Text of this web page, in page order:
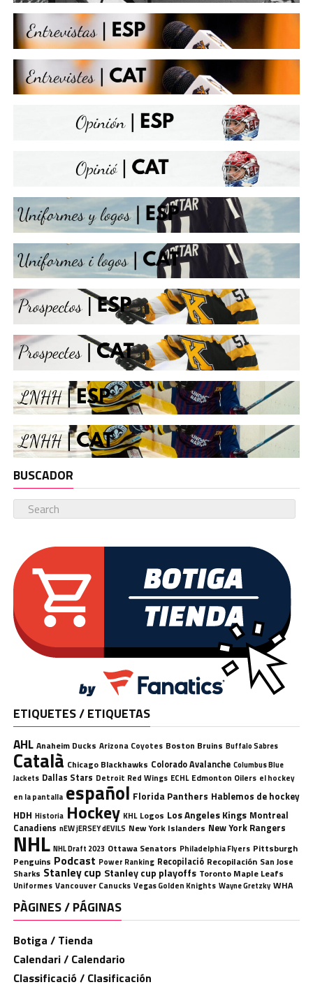
BUSCADOR
ETIQUETES / ETIQUETAS
AHL Anaheim Ducks Arizona Coyotes Boston Bruins Buffalo Sabres
Català Chicago Blackhawks Colorado Avalanche Columbus Blue
Jackets Dallas Stars Detroit Red Wings ECHL Edmonton Oilers el hockey
en la pantalla español Florida Panthers Hablemos de hockey
HDH Historia Hockey KHL Logos Los Angeles Kings Montreal
Canadiens nEW jERSEY dEVILS New York Islanders New York Rangers
NHL NHL Draft 2023 Ottawa Senators Philadelphia Flyers Pittsburgh
Penguins Podcast Power Ranking Recopilació Recopilación San Jose
Sharks Stanley cup Stanley cup playoffs Toronto Maple Leafs
Uniformes Vancouver Canucks Vegas Golden Knights Wayne Gretzky WHA
PÀGINES / PÁGINAS
Botiga / Tienda
Calendari / Calendario
Classificació / Clasificación